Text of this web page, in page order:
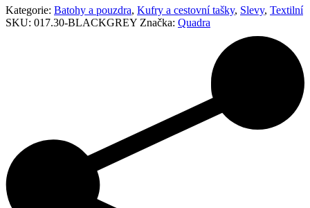
Kategorie: Batohy a pouzdra, Kufry a cestovní tašky, Slevy, Textilní
SKU: 017.30-BLACKGREY Značka: Quadra